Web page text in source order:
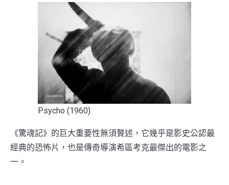
Psycho (1960)
《驚魂記》的巨大重要性無須贅述，它幾乎是影史公認最
經典的恐怖片，也是傳奇導演希區考克最傑出的電影之
一。